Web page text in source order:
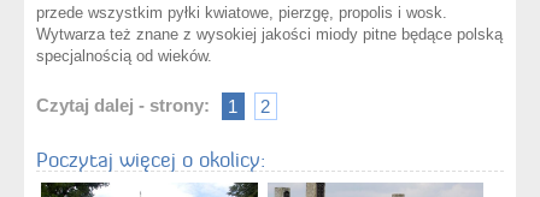
przede wszystkim pyłki kwiatowe, pierzgę, propolis i wosk.
Wytwarza też znane z wysokiej jakości miody pitne będące polską
specjalnością od wieków.
Czytaj dalej - strony: 1 2
Poczytaj więcej o okolicy: